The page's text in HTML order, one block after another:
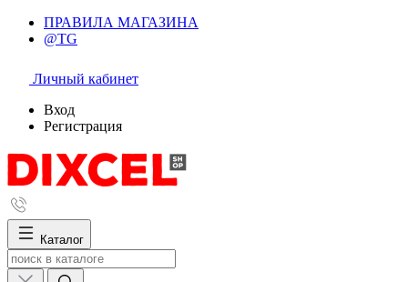
ПРАВИЛА МАГАЗИНА
@TG
Личный кабинет
Вход
Регистрация
Каталог